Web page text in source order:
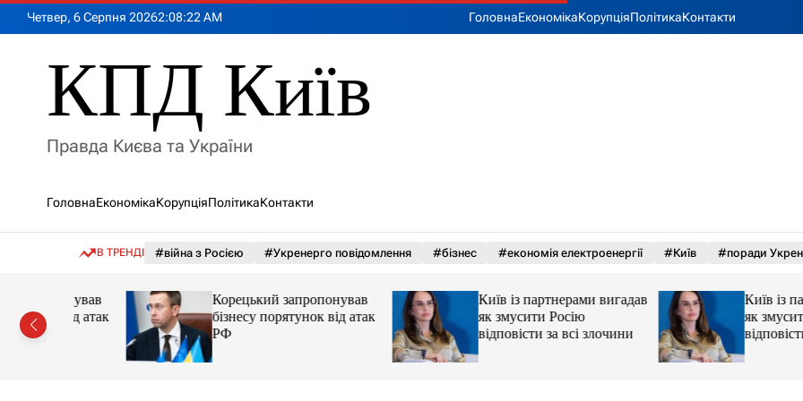
Четвер, 6 Серпня 20262:08:24 AM ГоловнаЕкономікаКорупціяПолітикаКонтакти
КПД Київ
Правда Києва та України
ГоловнаЕкономікаКорупціяПолітикаКонтакти
В ТРЕНДІ #війна з Росією #Укренерго повідомлення #бізнес #економія електроенергії #Київ #поради
атак
Корецький запропонував
бізнесу порятунок від атак
РФ
Київ із партнерами вигадав
як змусити Росію
відповісти за всі злочини
Київ із
як змусити Росію
відповісти за всі